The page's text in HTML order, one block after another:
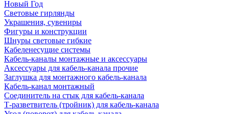
Новый Год
Световые гирлянды
Украшения, сувениры
Фигуры и конструкции
Шнуры световые гибкие
Кабеленесущие системы
Кабель-каналы монтажные и аксессуары
Аксессуары для кабель-канала прочие
Заглушка для монтажного кабель-канала
Кабель-канал монтажный
Соединитель на стык для кабель-канала
Т-разветвитель (тройник) для кабель-канала